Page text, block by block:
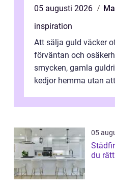
05 augusti 2026
inspiration
Att sälja guld väcker
förväntan och
smycken, gamla
kedjor hemma utan
05
du